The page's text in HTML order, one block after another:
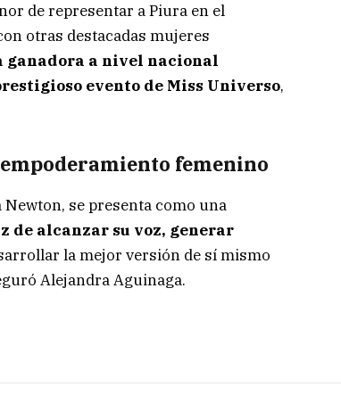
de representar a Piura en el
otras destacadas mujeres
ganadora a nivel nacional
evento de Miss Universo,
femenino
se presenta como una
de alcanzar su voz, generar
la mejor versión de sí mismo
Alejandra Aguinaga.